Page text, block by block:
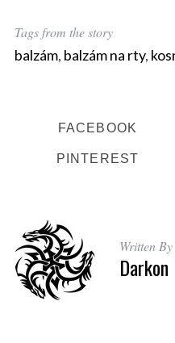
Tags from the story
balzám, balzám na rty,
FACEBOOK
PINTEREST
Written By
Darkon